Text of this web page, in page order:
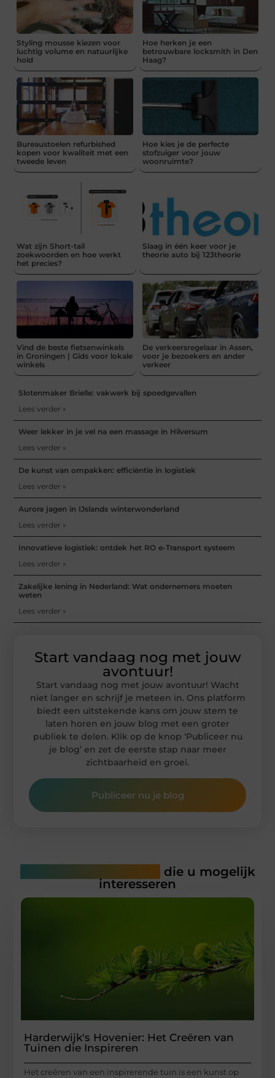
Styling mousse kiezen voor
luchtig volume en natuurlijke
hold
Hoe herken je een
betrouwbare locksmith in Den
Haag?
Bureaustoelen refurbished
kopen voor kwaliteit met een
tweede leven
Hoe kies je de perfecte
stofzuiger voor jouw
woonruimte?
Wat zijn Short-tail
zoekwoorden en hoe werkt
het precies?
Slaag in één keer voor je
theorie auto bij 123theorie
Vind de beste fietsenwinkels
in Groningen | Gids voor lokale
winkels
De verkeersregelaar in Assen,
voor je bezoekers en ander
verkeer
Slotenmaker Brielle: vakwerk bij spoedgevallen
Lees verder »
Weer lekker in je vel na een massage in Hilversum
Lees verder »
De kunst van ompakken: efficiëntie in logistiek
Lees verder »
Aurora jagen in IJslands winterwonderland
Lees verder »
Innovatieve logistiek: ontdek het RO e-Transport systeem
Lees verder »
Zakelijke lening in Nederland: Wat ondernemers moeten
weten
Lees verder »
Start vandaag nog met jouw
avontuur!
Start vandaag nog met jouw avontuur! Wacht
niet langer en schrijf je meteen in. Ons platform
biedt een uitstekende kans om jouw stem te
laten horen en jouw blog met een groter
publiek te delen. Klik op de knop ‘Publiceer nu
je blog’ en zet de eerste stap naar meer
zichtbaarheid en groei.
Publiceer nu je blog
die u mogelijk
interesseren
Harderwijk's Hovenier: Het Creëren van
Tuinen die Inspireren
Het creëren van een inspirerende tuin is een kunst op